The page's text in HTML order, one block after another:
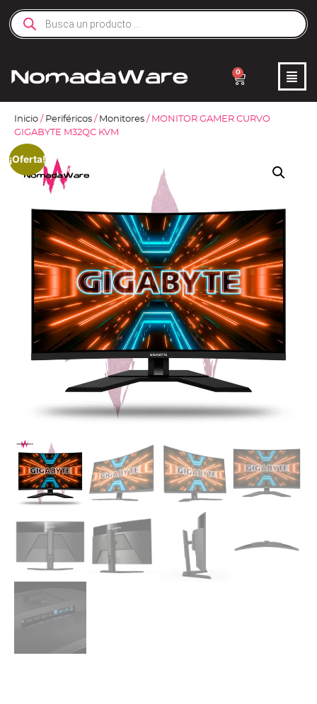
0
Inicio / Periféricos / Monitores / MONITOR GAMER CURVO
GIGABYTE M32QC KVM
¡Oferta!